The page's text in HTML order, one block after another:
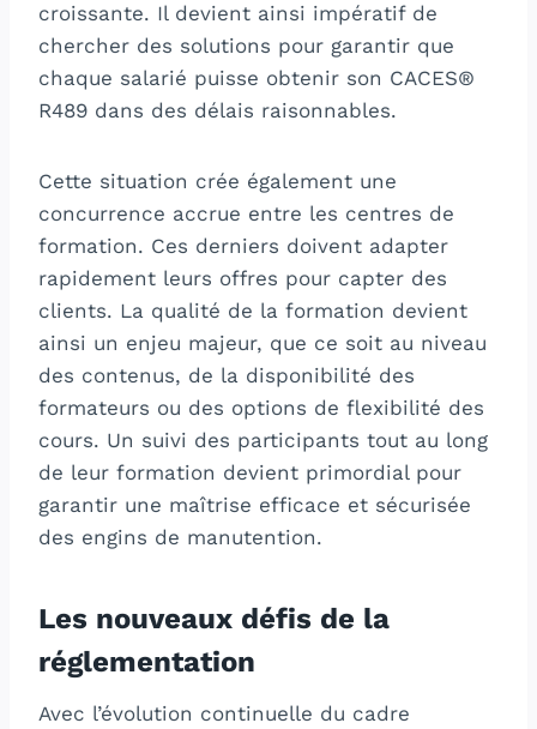
croissante. Il devient ainsi impératif de
chercher des solutions pour garantir que
chaque salarié puisse obtenir son CACES®
R489 dans des délais raisonnables.
Cette situation crée également une
concurrence accrue entre les centres de
formation. Ces derniers doivent adapter
rapidement leurs offres pour capter des
clients. La qualité de la formation devient
ainsi un enjeu majeur, que ce soit au niveau
des contenus, de la disponibilité des
formateurs ou des options de flexibilité des
cours. Un suivi des participants tout au long
de leur formation devient primordial pour
garantir une maîtrise efficace et sécurisée
des engins de manutention.
Les nouveaux défis de la
réglementation
Avec l’évolution continuelle du cadre